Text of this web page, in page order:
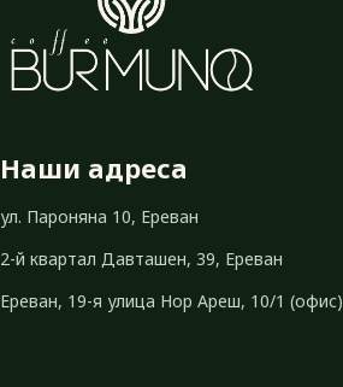
Наши адреса
ул. Пароняна 10, Ереван
2-й квартал Давташен, 39, Ереван
Ереван, 19-я улица Нор Ареш, 10/1 (офис)